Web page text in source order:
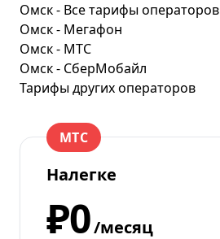
Омск - Все тарифы операторов
Омск - Мегафон
Омск - МТС
Омск - СберМобайл
Тарифы других операторов
МТС
Налегке
₽0/месяц